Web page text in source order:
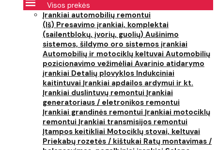
Visos prekės
Įrankiai automobilių remontui
(Iš) Presavimo įrankiai, komplektai
(sailentblokų, įvorių, guolių) Aušinimo
sistemos, šildymo oro sistemos įrankiai
Automobilių ir motociklų keltuvai Automobilių
pozicionavimo vežimėliai Avarinio atidarymo
įrankiai Detalių plovyklos Indukciniai
kaitintuvai Įrankiai apdailos ardymui ir kt.
Įrankiai duslintuvų remontui Įrankiai
generatoriaus / eletronikos remontui
Įrankiai grandinės remontui Įrankiai motociklų
remontui Įrankiai transmisijos remontui
Įtampos keitikliai Motociklų stovai, keltuvai
Priekabų rozetės / kištukai Ratų montavimas /